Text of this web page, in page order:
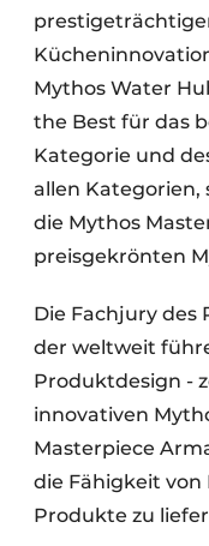
Mythos Water
the Best für das
Kategorie und
allen Kategorien,
die Mythos
preisgekrönten
Die Fachjury des
der weltweit
Produktdesign -
innovativen
Masterpiece
die Fähigkeit
Produkte zu